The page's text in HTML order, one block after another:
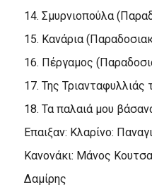
14. Σμυρνιοπούλα
15. Κανάρια
16. Πέργαμος
17. Της
18. Τα παλαιά μου
Eπαιξαν: Kλαρίνο:
Kανονάκι: Mάνος
Δαμίρης